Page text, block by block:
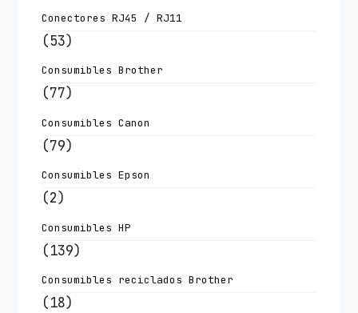
Conectores RJ45 / RJ11
(53)
Consumibles Brother
(77)
Consumibles Canon
(79)
Consumibles Epson
(2)
Consumibles HP
(139)
Consumibles reciclados Brother
(18)